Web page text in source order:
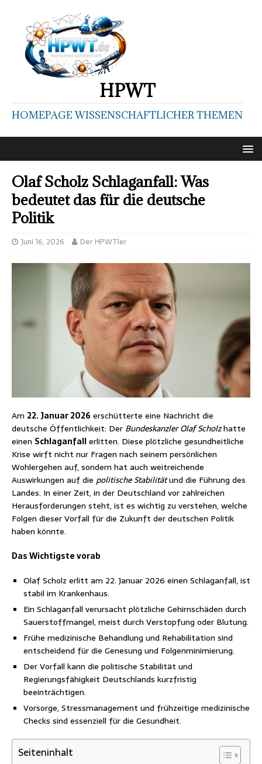
HPWT
HOMEPAGE WISSENSCHAFTLICHER THEMEN
Olaf Scholz Schlaganfall: Was
bedeutet das für die deutsche
Politik
Juni 16, 2026 Der HPWTler
Am 22. Januar 2026 erschütterte eine Nachricht die
deutsche Öffentlichkeit: Der Bundeskanzler Olaf Scholzhatte
einen Schlaganfallerlitten. Diese plötzliche gesundheitliche
Krise wirft nicht nur Fragen nach seinem persönlichen
Wohlergehen auf, sondern hat auch weitreichende
Auswirkungen auf die politische Stabilitätund die Führung des
Landes. In einer Zeit, in der Deutschland vor zahlreichen
Herausforderungen steht, ist es wichtig zu verstehen, welche
Folgen dieser Vorfall für die Zukunft der deutschen Politik
haben könnte.
Das Wichtigste vorab
Olaf Scholz erlitt am 22. Januar 2026 einen Schlaganfall, ist
stabil im Krankenhaus.
Ein Schlaganfall verursacht plötzliche Gehirnschäden durch
Sauerstoffmangel, meist durch Verstopfung oder Blutung.
Frühe medizinische Behandlung und Rehabilitation sind
entscheidend für die Genesung und Folgenminimierung.
Der Vorfall kann die politische Stabilität und
Regierungsfähigkeit Deutschlands kurzfristig
beeinträchtigen.
Vorsorge, Stressmanagement und frühzeitige medizinische
Checks sind essenziell für die Gesundheit.
Seiteninhalt